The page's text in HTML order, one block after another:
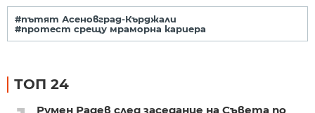
#пътят Асеновград-Кърджали
#протест срещу мраморна кариера
ТОП 24
Румен Радев след заседание на Съвета по